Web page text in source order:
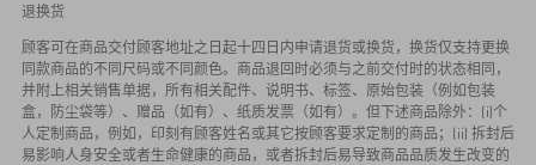
退换货
顾客可在商品交付顾客地址之日起十四日内申请退货或换货，换货仅支持更换
同款商品的不同尺码或不同颜色。商品退回时必须与之前交付时的状态相同，
并附上相关销售单据，所有相关配件、说明书、标签、原始包装（例如包装
盒，防尘袋等）、赠品（如有）、纸质发票（如有）。但下述商品除外：(i)个
人定制商品，例如，印刻有顾客姓名或其它按顾客要求定制的商品；(ii) 拆封后
易影响人身安全或者生命健康的商品，或者拆封后易导致商品品质发生改变的